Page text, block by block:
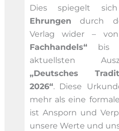
Dies spiegelt
Ehrungen durch
Verlag wider –
Fachhandels“bis
aktuellsten
„Deutsches
2026“. Diese
mehr als eine
ist Ansporn und
unsere Werte und